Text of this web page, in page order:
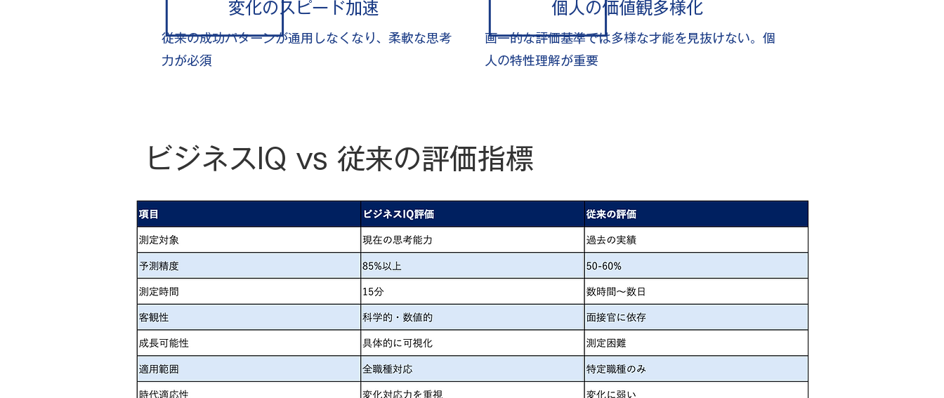
変化のスピード加速
従来の成功パターンが通用しなくなり、柔軟な思考
力が必須
個人の価値観多様化
画一的な評価基準では多様な才能を見抜けない。個
人の特性理解が重要
ビジネスIQ vs 従来の評価指標